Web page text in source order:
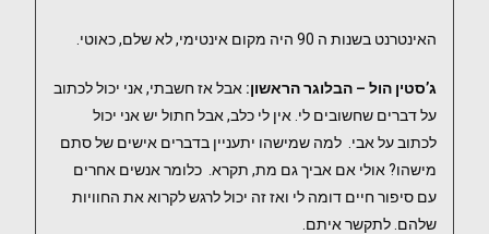
האינטרנט בשנות ה 90 היה מקום אינטימי, לא שלם, כאוטי.
ג’סטין הול – הבלוגר הראשון: אבל אז חשבתי, אני יכול לכתוב
על דברים שחשובים לי. אין לי כלב, אבל חתול יש אני יכול
לכתוב על אבי. למה שמישהו יתעניין בדברים אישים של סתם
מישהו? אולי אם אביך גם מת, תקרא. כלומר אנשים אחרים
עם סיפור חיים דומה לי ואז זה יכול לרגש לקרוא את החוויות
שלהם. לתקשר איתם.